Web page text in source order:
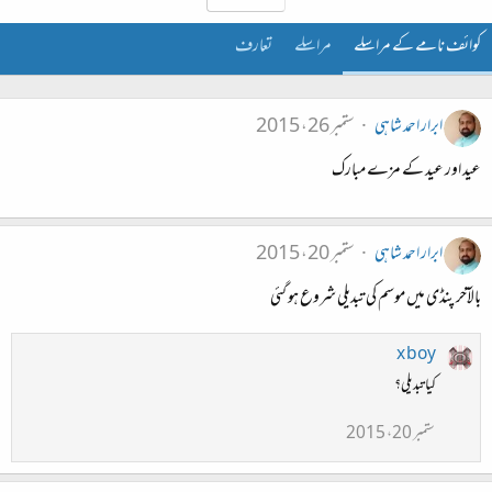
کوائف نامے کے مراسلے مراسلے تعارف
ابرار احمد شاہی
ستمبر 26، 2015
عید اور عید کے مزے مبارک
ابرار احمد شاہی
ستمبر 20، 2015
بالآخر پنڈی میں موسم کی تبدیلی شروع ہو گئی
x boy
کیا تبدیلی؟
ستمبر 20، 2015